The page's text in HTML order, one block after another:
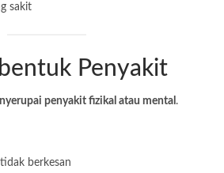
sakit
Penyakit
penyakit fizikal atau mental .
berkesan